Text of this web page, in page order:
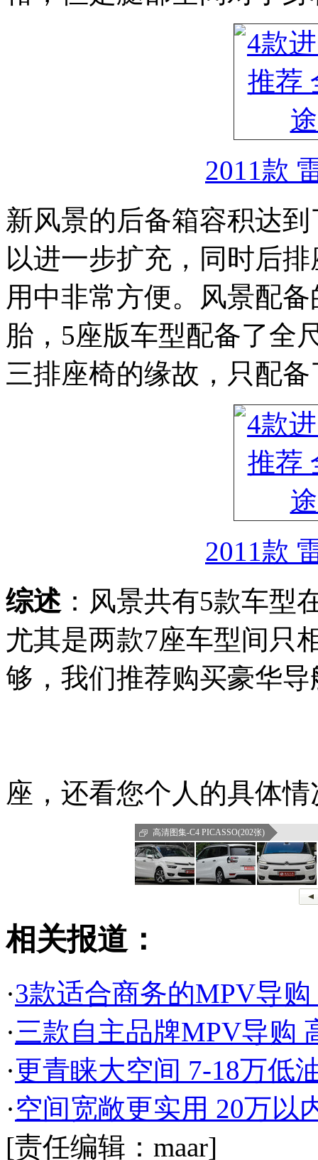
2011款
新风景的后备箱容积达
以进一步扩充，同时后
用中非常方便。风景配
胎，5座版车型配备了全
三排座椅的缘故，只配
2011款
综述 ：风景共有5款车型
尤其是两款7座车型间只
够，我们推荐购买豪华
座，还看您个人的具体情
高清图集-C4 PICASSO(202张)
相关报道：
·3款适合商务的MPV导
·三款自主品牌MPV导购
·更青睐大空间 7-18万低
·空间宽敞更实用 20万以
[责任编辑：maar]